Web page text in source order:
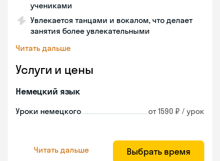
учениками
Увлекается танцами и вокалом, что делает
занятия более увлекательными
Читать дальше
Услуги и цены
Немецкий язык
Уроки немецкого от 1590 ₽ / урок
Читать дальше Выбрать время